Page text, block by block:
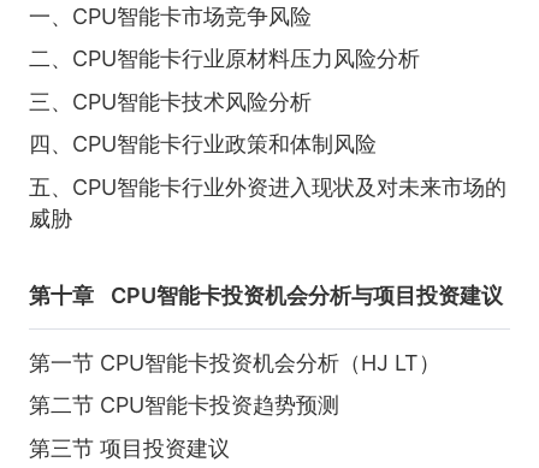
一、CPU智能卡市场竞争风险
二、CPU智能卡行业原材料压力风险分析
三、CPU智能卡技术风险分析
四、CPU智能卡行业政策和体制风险
五、CPU智能卡行业外资进入现状及对未来市场的
威胁
第十章 CPU智能卡投资机会分析与项目投资建议
第一节 CPU智能卡投资机会分析（HJ LT）
第二节 CPU智能卡投资趋势预测
第三节 项目投资建议